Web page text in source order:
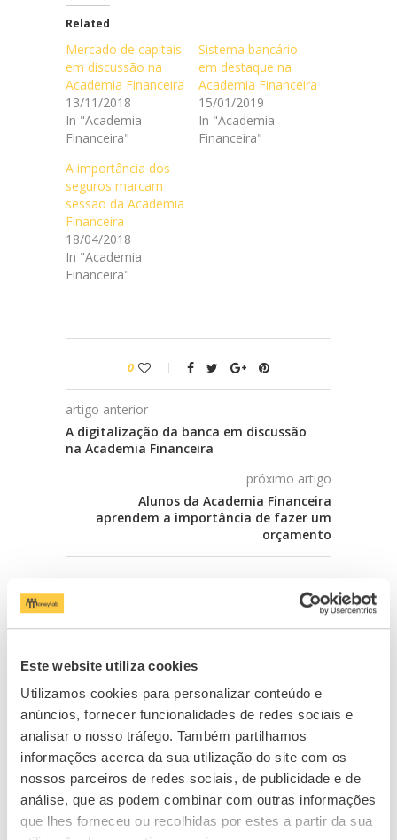
Este website utiliza cookies
Utilizamos cookies para personalizar conteúdo e
anúncios, fornecer funcionalidades de redes sociais e
analisar o nosso tráfego. Também partilhamos
informações acerca da sua utilização do site com os
nossos parceiros de redes sociais, de publicidade e de
análise, que as podem combinar com outras informações
que lhes forneceu ou recolhidas por estes a partir da sua
Related
Mercado de capitais
em discussão na
Academia Financeira
13/11/2018
In "Academia
Financeira"
Sistema bancário
em destaque na
Academia Financeira
15/01/2019
In "Academia
Financeira"
A importância dos
seguros marcam
sessão da Academia
Financeira
18/04/2018
In "Academia
Financeira"
0
artigo anterior
A digitalização da banca em discussão
na Academia Financeira
próximo artigo
Alunos da Academia Financeira
aprendem a importância de fazer um
orçamento